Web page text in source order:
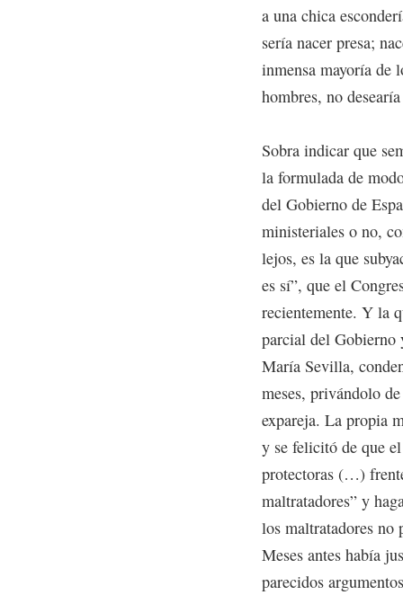
a una chica
sería nacer presa;
inmensa mayoría
hombres, no
Sobra indicar que
la formulada de
del Gobierno de
ministeriales o no,
lejos, es la que
es sí”, que el
recientemente. Y la
parcial del Gobierno
María Sevilla,
meses, privándolo
expareja. La propia
y se felicitó de que el
protectoras (…)
maltratadores” y
los maltratadores no
Meses antes había
parecidos